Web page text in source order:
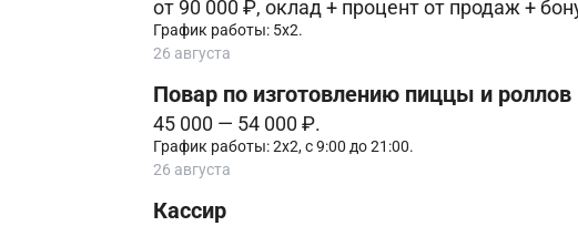
от 90 000 ₽, оклад + процент от продаж +
График работы: 5х2.
26 августа
Повар по изготовлению пиццы и роллов
45 000 — 54 000 ₽.
График работы: 2х2, с 9:00 до 21:00.
26 августа
Кассир